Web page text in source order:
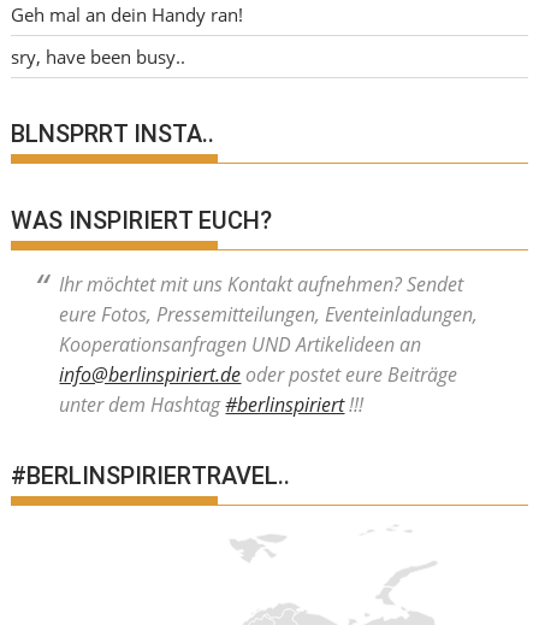
Geh mal an dein Handy ran!
sry, have been busy..
BLNSPRRT INSTA..
WAS INSPIRIERT EUCH?
Ihr möchtet mit uns Kontakt aufnehmen? Sendet
eure Fotos, Pressemitteilungen, Eventeinladungen,
Kooperationsanfragen UND Artikelideen an
info@berlinspiriert.deoder postet eure Beiträge
unter dem Hashtag#berlinspiriert!!!
#BERLINSPIRIERTRAVEL..